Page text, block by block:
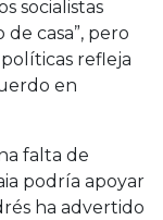
socialistas
casa”, pero
refleja
en
falta de
podría apoyar
ha advertido